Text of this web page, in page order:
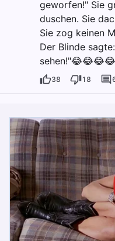
geworfen!" Sie
duschen. Sie
Sie zog keinen
Der Blinde
38 18